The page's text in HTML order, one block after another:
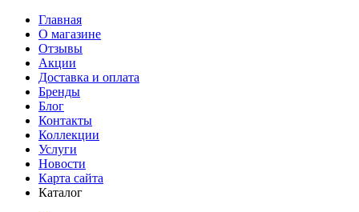
Главная
О магазине
Отзывы
Акции
Доставка и оплата
Бренды
Блог
Контакты
Коллекции
Услуги
Новости
Карта сайта
Каталог